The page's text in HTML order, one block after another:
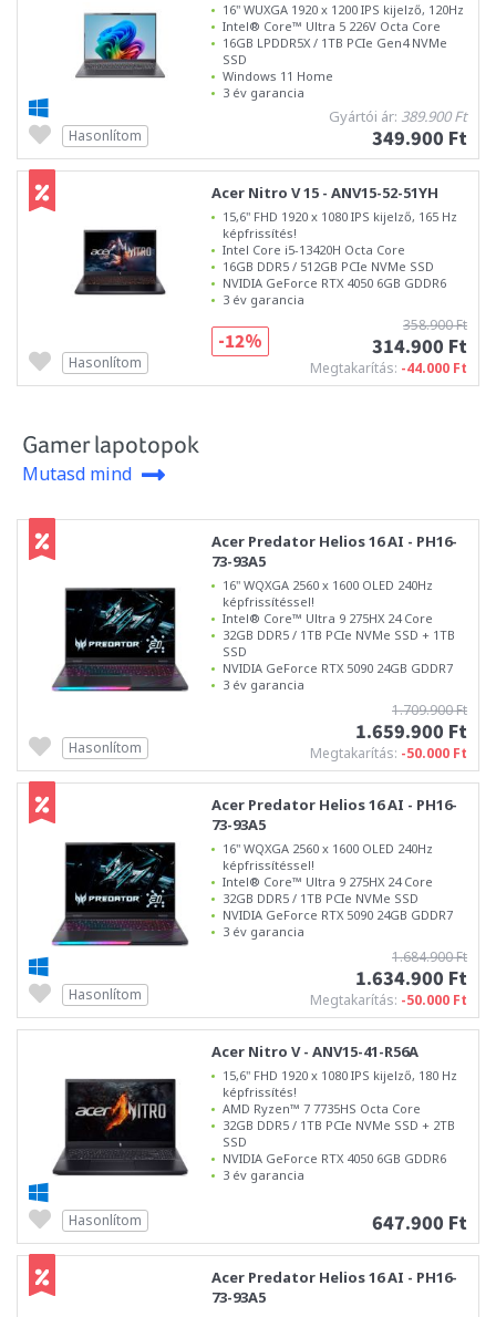
16" WUXGA 1920 x 1200 IPS kijelző, 120Hz
Intel® Core™ Ultra 5 226V Octa Core
16GB LPDDR5X / 1TB PCIe Gen4 NVMe
SSD
Windows 11 Home
3 év garancia
Gyártói ár: 389.900 Ft
349.900 Ft
Hasonlítom
Acer Nitro V 15 - ANV15-52-51YH
15,6" FHD 1920 x 1080 IPS kijelző, 165 Hz
képfrissítés!
Intel Core i5-13420H Octa Core
16GB DDR5 / 512GB PCIe NVMe SSD
NVIDIA GeForce RTX 4050 6GB GDDR6
3 év garancia
358.900 Ft
314.900 Ft
Megtakarítás: -44.000 Ft
-12%
Hasonlítom
Gamer lapotopok
Mutasd mind
Acer Predator Helios 16 AI - PH16-
73-93A5
16" WQXGA 2560 x 1600 OLED 240Hz
képfrissítéssel!
Intel® Core™ Ultra 9 275HX 24 Core
32GB DDR5 / 1TB PCIe NVMe SSD + 1TB
SSD
NVIDIA GeForce RTX 5090 24GB GDDR7
3 év garancia
1.709.900 Ft
1.659.900 Ft
Megtakarítás: -50.000 Ft
Hasonlítom
Acer Predator Helios 16 AI - PH16-
73-93A5
16" WQXGA 2560 x 1600 OLED 240Hz
képfrissítéssel!
Intel® Core™ Ultra 9 275HX 24 Core
32GB DDR5 / 1TB PCIe NVMe SSD
NVIDIA GeForce RTX 5090 24GB GDDR7
3 év garancia
1.684.900 Ft
1.634.900 Ft
Megtakarítás: -50.000 Ft
Hasonlítom
Acer Nitro V - ANV15-41-R56A
15,6" FHD 1920 x 1080 IPS kijelző, 180 Hz
képfrissítés!
AMD Ryzen™ 7 7735HS Octa Core
32GB DDR5 / 1TB PCIe NVMe SSD + 2TB
SSD
NVIDIA GeForce RTX 4050 6GB GDDR6
3 év garancia
647.900 Ft
Hasonlítom
Acer Predator Helios 16 AI - PH16-
73-93A5